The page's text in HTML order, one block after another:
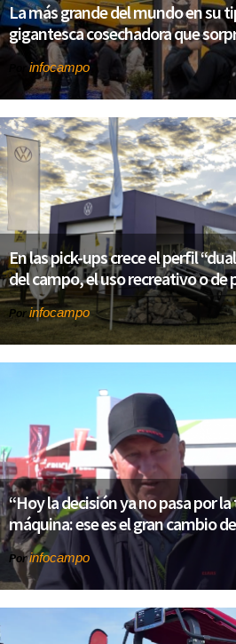
La más grande del mundo en su
gigantesca cosechadora que
infocampo
En las pick-ups crece el perfil
del campo, el uso recreativo o de
Por infocampo
“Hoy la decisión ya no pasa por
máquina: ese es el gran cambio
Porinfocampo